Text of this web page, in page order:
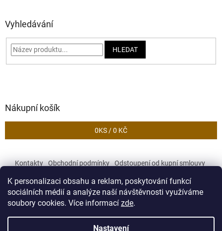
K personalizaci obsahu a reklam, poskytování funkcí
sociálních médií a analýze naší návštěvnosti využíváme
soubory cookies. Více informací zde.
Nastavení
Vyhledávání
HLEDAT
Nákupní košík
0KS /0 KČ
Kontakty Obchodní podmínky
Odstoupení od kupní smlouvy